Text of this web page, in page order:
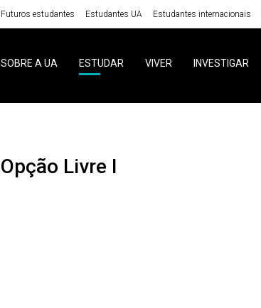
Futuros estudantes Estudantes UA Estudantes internacionais
SOBRE A UA ESTUDAR VIVER INVESTIGAR
Opção Livre I